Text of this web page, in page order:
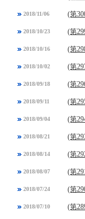
2018/11/06 (第
2018/10/23 (第
2018/10/16 (第
2018/10/02 (第
2018/09/18 (第
2018/09/11 (第
2018/09/04 (第
2018/08/21 (第
2018/08/14 (第
2018/08/07 (第
2018/07/24 (第
2018/07/10 (第